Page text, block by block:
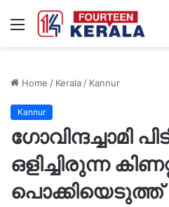
Menu
Home / Kerala/ Kannur
Kannur
ഗോവിന്ദച്ചാമി
ഒളിച്ചിരുന്ന